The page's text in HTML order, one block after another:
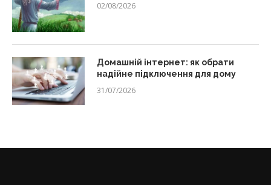
02/08/2026
Домашній інтернет: як обрати
надійне підключення для дому
31/07/2026